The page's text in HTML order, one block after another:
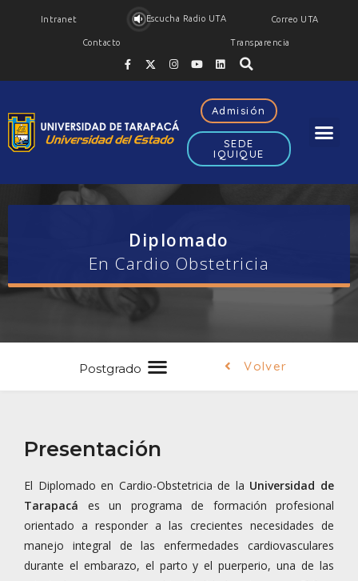
Intranet Escucha Radio UTA Correo UTA
Contacto Transparencia
Admisión
SEDE
IQUIQUE
Diplomado
En Cardio Obstetricia
Postgrado Volver
Presentación
El Diplomado en Cardio-Obstetricia de la Universidad de
Tarapacá es un programa de formación profesional
orientado a responder a las crecientes necesidades de
manejo integral de las enfermedades cardiovasculares
durante el embarazo, el parto y el puerperio, una de las